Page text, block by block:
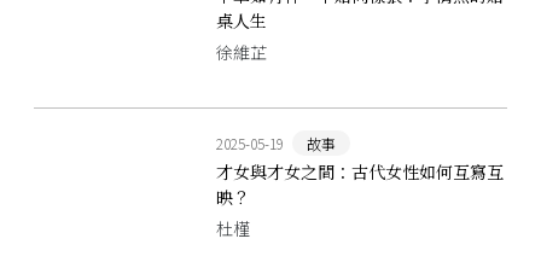
桌人生
徐維芷
2025-05-19 故事
才女與才女之間：古代女性如何互寫互
映？
杜槿